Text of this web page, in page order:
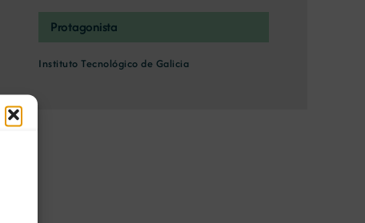
Protagonista
Instituto Tecnológico de Galicia